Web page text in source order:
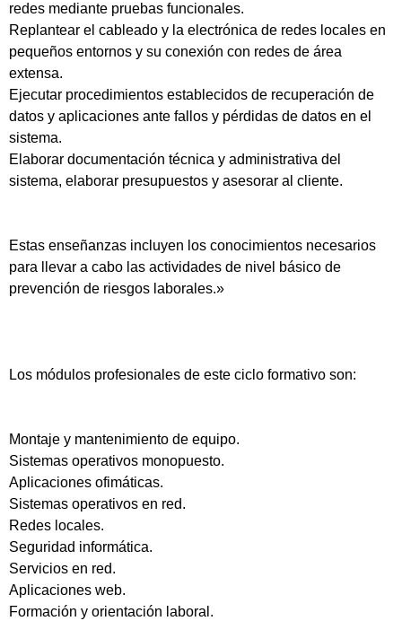
redes mediante pruebas funcionales.
Replantear el cableado y la electrónica de redes locales en
pequeños entornos y su conexión con redes de área
extensa.
Ejecutar procedimientos establecidos de recuperación de
datos y aplicaciones ante fallos y pérdidas de datos en el
sistema.
Elaborar documentación técnica y administrativa del
sistema, elaborar presupuestos y asesorar al cliente.
Estas enseñanzas incluyen los conocimientos necesarios
para llevar a cabo las actividades de nivel básico de
prevención de riesgos laborales.»
Los módulos profesionales de este ciclo formativo son:
Montaje y mantenimiento de equipo.
Sistemas operativos monopuesto.
Aplicaciones ofimáticas.
Sistemas operativos en red.
Redes locales.
Seguridad informática.
Servicios en red.
Aplicaciones web.
Formación y orientación laboral.